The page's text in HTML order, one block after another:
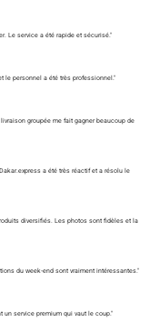
Le service a été rapide et sécurisé."
le personnel a été très professionnel."
groupée me fait gagner beaucoup de
a été très réactif et a résolu le
diversifiés. Les photos sont fidèles et la
du week-end sont vraiment intéressantes."
un service premium qui vaut le coup."